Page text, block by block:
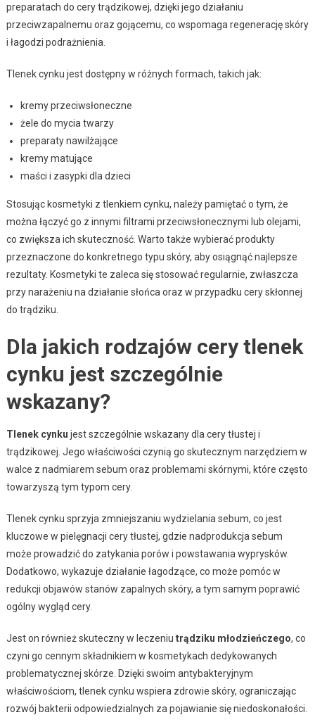
preparatach do cery trądzikowej, dzięki jego działaniu
przeciwzapalnemu oraz gojącemu, co wspomaga regenerację skóry
i łagodzi podrażnienia.
Tlenek cynku jest dostępny w różnych formach, takich jak:
kremy przeciwsłoneczne
żele do mycia twarzy
preparaty nawilżające
kremy matujące
maści i zasypki dla dzieci
Stosując kosmetyki z tlenkiem cynku, należy pamiętać o tym, że
można łączyć go z innymi filtrami przeciwsłonecznymi lub olejami,
co zwiększa ich skuteczność. Warto także wybierać produkty
przeznaczone do konkretnego typu skóry, aby osiągnąć najlepsze
rezultaty. Kosmetyki te zaleca się stosować regularnie, zwłaszcza
przy narażeniu na działanie słońca oraz w przypadku cery skłonnej
do trądziku.
Dla jakich rodzajów cery tlenek
cynku jest szczególnie
wskazany?
Tlenek cynku jest szczególnie wskazany dla cery tłustej i
trądzikowej. Jego właściwości czynią go skutecznym narzędziem w
walce z nadmiarem sebum oraz problemami skórnymi, które często
towarzyszą tym typom cery.
Tlenek cynku sprzyja zmniejszaniu wydzielania sebum, co jest
kluczowe w pielęgnacji cery tłustej, gdzie nadprodukcja sebum
może prowadzić do zatykania porów i powstawania wyprysków.
Dodatkowo, wykazuje działanie łagodzące, co może pomóc w
redukcji objawów stanów zapalnych skóry, a tym samym poprawić
ogólny wygląd cery.
Jest on również skuteczny w leczeniu trądziku młodzieńczego, co
czyni go cennym składnikiem w kosmetykach dedykowanych
problematycznej skórze. Dzięki swoim antybakteryjnym
właściwościom, tlenek cynku wspiera zdrowie skóry, ograniczając
rozwój bakterii odpowiedzialnych za pojawianie się niedoskonałości.